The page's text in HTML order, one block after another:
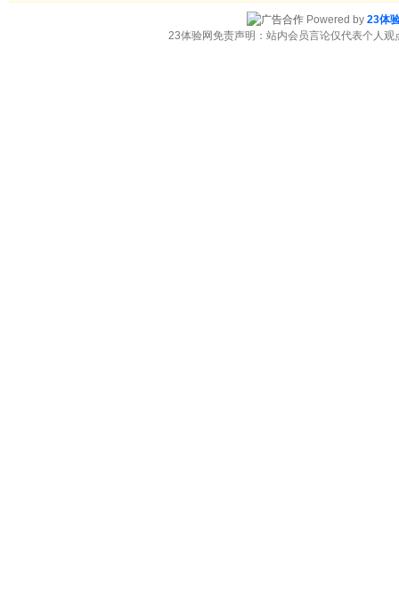
Powered by 23体
23体验网免责声明：站内会员言论仅代表个人